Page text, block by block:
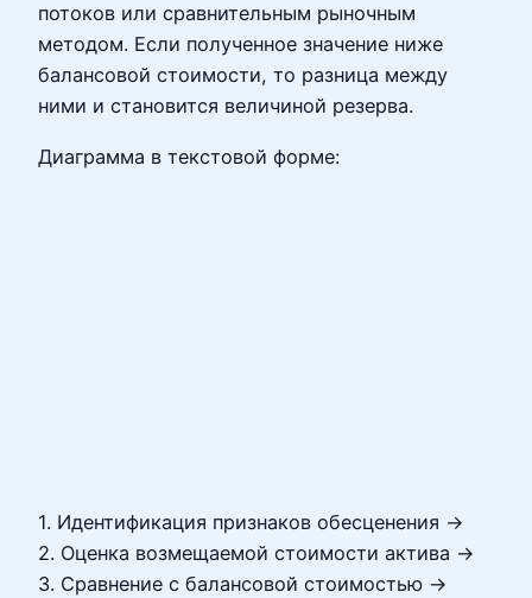
потоков или сравнительным рыночным
методом. Если полученное значение ниже
балансовой стоимости, то разница между
ними и становится величиной резерва.
Диаграмма в текстовой форме:
1. Идентификация признаков обесценения →
2. Оценка возмещаемой стоимости актива →
3. Сравнение с балансовой стоимостью →